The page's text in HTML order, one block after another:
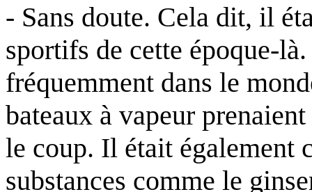
- Sans doute. Cela dit, il
sportifs de cette époque-
fréquemment dans le
bateaux à vapeur
le coup. Il était également
substances comme le